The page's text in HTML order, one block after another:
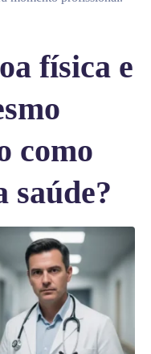
física e
como
saúde?